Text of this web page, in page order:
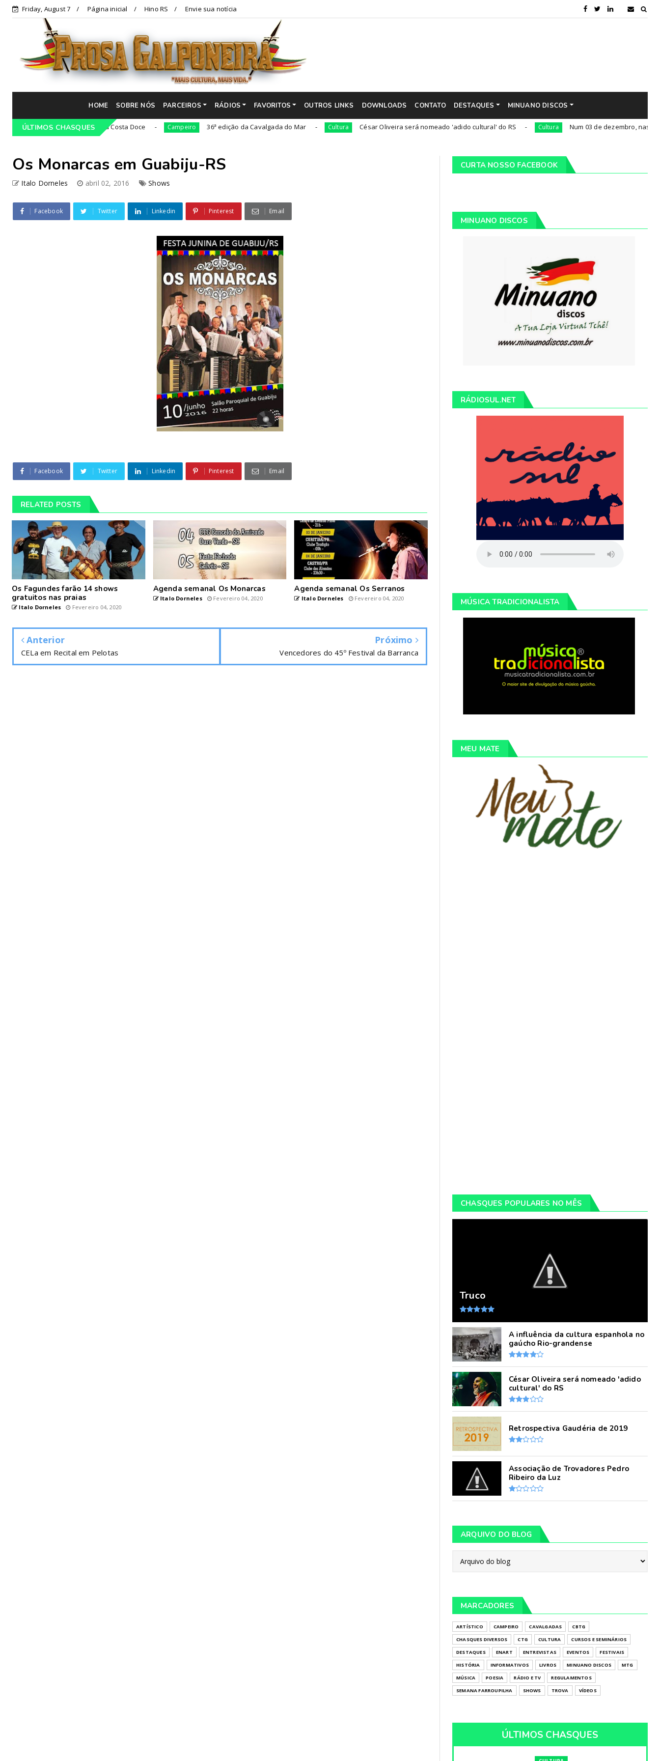
Friday, August 7 Página inicial Hino RS Envie sua notícia
HOME SOBRE NÓS PARCEIROS RÁDIOS FAVORITOS OUTROS LINKS DOWNLOADS CONTATO DESTAQUES MINUANO DISCOS
ÚLTIMOS CHASQUES
Cavalgada Cultural da Costa Doce Campeiro 36ª edição da Cavalgada do Mar Cultura César Oliveira será nomeado 'adido cultural' do RS Cultura Num 03 de dezembro, nascia Luis
Os Monarcas em Guabiju-RS
Italo Dorneles abril 02, 2016 Shows
Facebook Twitter Linkedin Pinterest Email
Facebook Twitter Linkedin Pinterest Email
RELATED POSTS
Os Fagundes farão 14 shows
gratuitos nas praias
Italo Dorneles Fevereiro 04, 2020
Agenda semanal Os Monarcas
Italo Dorneles Fevereiro 04, 2020
Agenda semanal Os Serranos
Italo Dorneles Fevereiro 04, 2020
Anterior
CELa em Recital em Pelotas
Próximo
Vencedores do 45º Festival da Barranca
CURTA NOSSO FACEBOOK
MINUANO DISCOS
RÁDIOSUL.NET
MÚSICA TRADICIONALISTA
MEU MATE
CHASQUES POPULARES NO MÊS
Truco
A influência da cultura espanhola no
gaúcho Rio-grandense
César Oliveira será nomeado 'adido
cultural' do RS
Retrospectiva Gaudéria de 2019
Associação de Trovadores Pedro
Ribeiro da Luz
ARQUIVO DO BLOG
MARCADORES
ARTÍSTICO CAMPEIRO CAVALGADAS
CBTG
CHASQUES DIVERSOS
CTG CULTURA
CURSOS E SEMINÁRIOS
DESTAQUES
ENART ENTREVISTAS EVENTOS
FESTIVAIS
HISTÓRIA
INFORMATIVOS LIVROS MINUANO DISCOS
MTG
MÚSICA
POESIA RÁDIO E TV
REGULAMENTOS
SEMANA FARROUPILHA
SHOWS TROVA VÍDEOS
ÚLTIMOS CHASQUES